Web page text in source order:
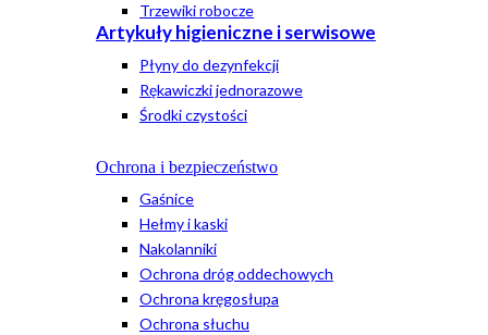
Trzewiki robocze
Artykuły higieniczne i serwisowe
Płyny do dezynfekcji
Rękawiczki jednorazowe
Środki czystości
Ochrona i bezpieczeństwo
Gaśnice
Hełmy i kaski
Nakolanniki
Ochrona dróg oddechowych
Ochrona kręgosłupa
Ochrona słuchu